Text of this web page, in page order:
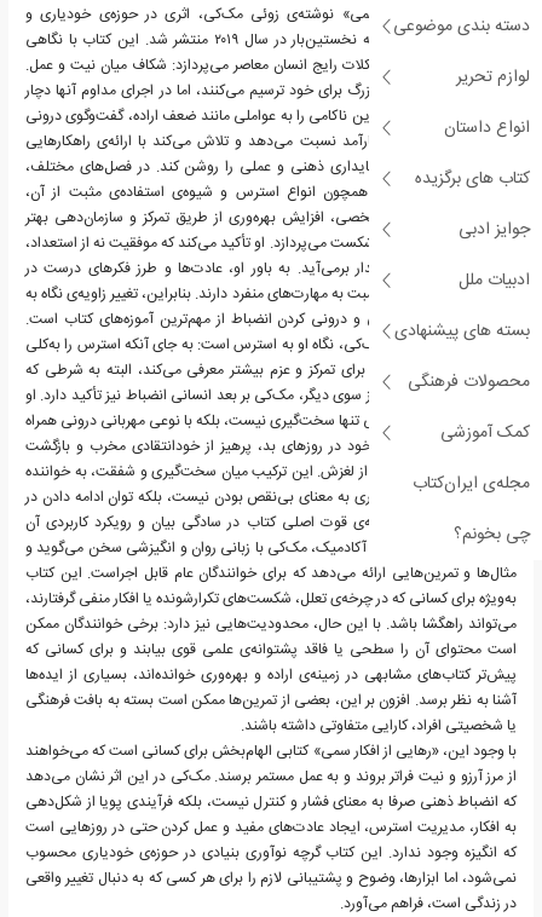
دسته بندی موضوعی
لوازم تحریر
انواع داستان
کتاب های برگزیده
جوایز ادبی
ادبیات ملل
بسته های پیشنهادی
محصولات فرهنگی
کمک آموزشی
مجله‌ی ایران‌کتاب
چی بخونم؟
کتاب «رهایی از افکار سمی» نوشته‌ی زوئی مک‌کی، اثری در حوزه‌ی خودیاری و
توسعه‌ی شخصی است که نخستین‌بار در سال ۲۰۱۹ منتشر شد. این کتاب با نگاهی
عمل‌گرایانه به یکی از مشکلات رایج انسان معاصر می‌پردازد: شکاف میان نیت و عمل.
بسیاری از افراد اهدافی بزرگ برای خود ترسیم می‌کنند، اما در اجرای مداوم آنها دچار
مشکل می‌شوند. مک‌کی این ناکامی را به عواملی مانند ضعف اراده، گفت‌وگوی درونی
منفی، تعلل و عادات ناکارآمد نسبت می‌دهد و تلاش می‌کند با ارائه‌ی راهکارهایی
عملی، مسیر رسیدن به پایداری ذهنی و عملی را روشن کند. در فصل‌های مختلف،
نویسنده به مقوله‌هایی همچون انواع استرس و شیوه‌ی استفاده‌ی مثبت از آن،
پرورش صبر و انضباط شخصی، افزایش بهره‌وری از طریق تمرکز و سازمان‌دهی بهتر
کارها، و مقابله با ترس از شکست می‌پردازد. او تأکید می‌کند که موفقیت نه از استعداد،
بلکه از عمل منظم و پایدار برمی‌آید. به باور او، عادت‌ها و طرز فکرهای درست در
بلندمدت تأثیر بیشتری نسبت به مهارت‌های منفرد دارند. بنابراین، تغییر زاویه‌ی نگاه به
شکست، پذیرش ناراحتی و درونی کردن انضباط از مهم‌ترین آموزه‌های کتاب است.
نکته‌ی جالب در رویکرد مک‌کی، نگاه او به استرس است: به جای آنکه استرس را به‌کلی
منفی بداند، آن را ابزاری برای تمرکز و عزم بیشتر معرفی می‌کند، البته به شرطی که
به‌درستی مدیریت شود. از سوی دیگر، مک‌کی بر بعد انسانی انضباط نیز تأکید دارد. او
معتقد است انضباط واقعی تنها سخت‌گیری نیست، بلکه با نوعی مهربانی درونی همراه
است: توانایی بخشیدن خود در روزهای بد، پرهیز از خودانتقادی مخرب و بازگشت
دوباره به مسیر حتی پس از لغزش. این ترکیب میان سخت‌گیری و شفقت، به خواننده
یادآوری می‌کند که تاب‌آوری به معنای بی‌نقص بودن نیست، بلکه توان ادامه دادن در
شرایط دشوار است. نقطه‌ی قوت اصلی کتاب در سادگی بیان و رویکرد کاربردی آن
است. برخلاف آثار سنگین آکادمیک، مک‌کی با زبانی روان و انگیزشی سخن می‌گوید و
مثال‌ها و تمرین‌هایی ارائه می‌دهد که برای خوانندگان عام قابل اجراست. این کتاب
به‌ویژه برای کسانی که در چرخه‌ی تعلل، شکست‌های تکرارشونده یا افکار منفی گرفتارند،
می‌تواند راهگشا باشد. با این حال، محدودیت‌هایی نیز دارد: برخی خوانندگان ممکن
است محتوای آن را سطحی یا فاقد پشتوانه‌ی علمی قوی بیابند و برای کسانی که
پیش‌تر کتاب‌های مشابهی در زمینه‌ی اراده و بهره‌وری خوانده‌اند، بسیاری از ایده‌ها
آشنا به نظر برسد. افزون بر این، بعضی از تمرین‌ها ممکن است بسته به بافت فرهنگی
یا شخصیتی افراد، کارایی متفاوتی داشته باشند.
با وجود این، «رهایی از افکار سمی» کتابی الهام‌بخش برای کسانی است که می‌خواهند
از مرز آرزو و نیت فراتر بروند و به عمل مستمر برسند. مک‌کی در این اثر نشان می‌دهد
که انضباط ذهنی صرفا به معنای فشار و کنترل نیست، بلکه فرآیندی پویا از شکل‌دهی
به افکار، مدیریت استرس، ایجاد عادت‌های مفید و عمل کردن حتی در روزهایی است
که انگیزه وجود ندارد. این کتاب گرچه نوآوری بنیادی در حوزه‌ی خودیاری محسوب
نمی‌شود، اما ابزارها، وضوح و پشتیبانی لازم را برای هر کسی که به دنبال تغییر واقعی
در زندگی است، فراهم می‌آورد.